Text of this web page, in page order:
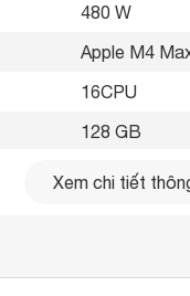
480 W
Apple M4
16CPU
128 GB
SSD
Xem chi tiết